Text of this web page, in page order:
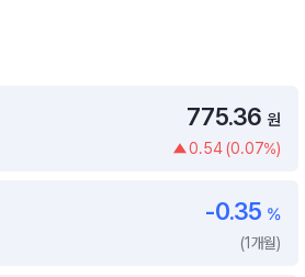
775.36 원
0.54 (0.07%)
-0.35 %
(1개월)
월배당 · 모으기 · 포트래빗 관리